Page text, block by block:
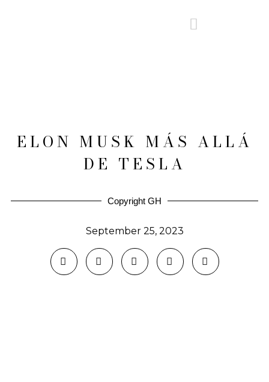
ELON MUSK MÁS ALLÁ
DE TESLA
Copyright GH
September 25, 2023